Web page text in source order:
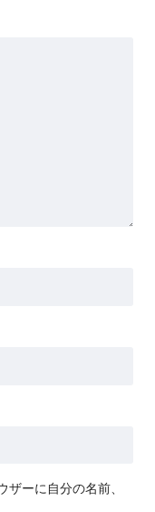
ーに自分の名前、